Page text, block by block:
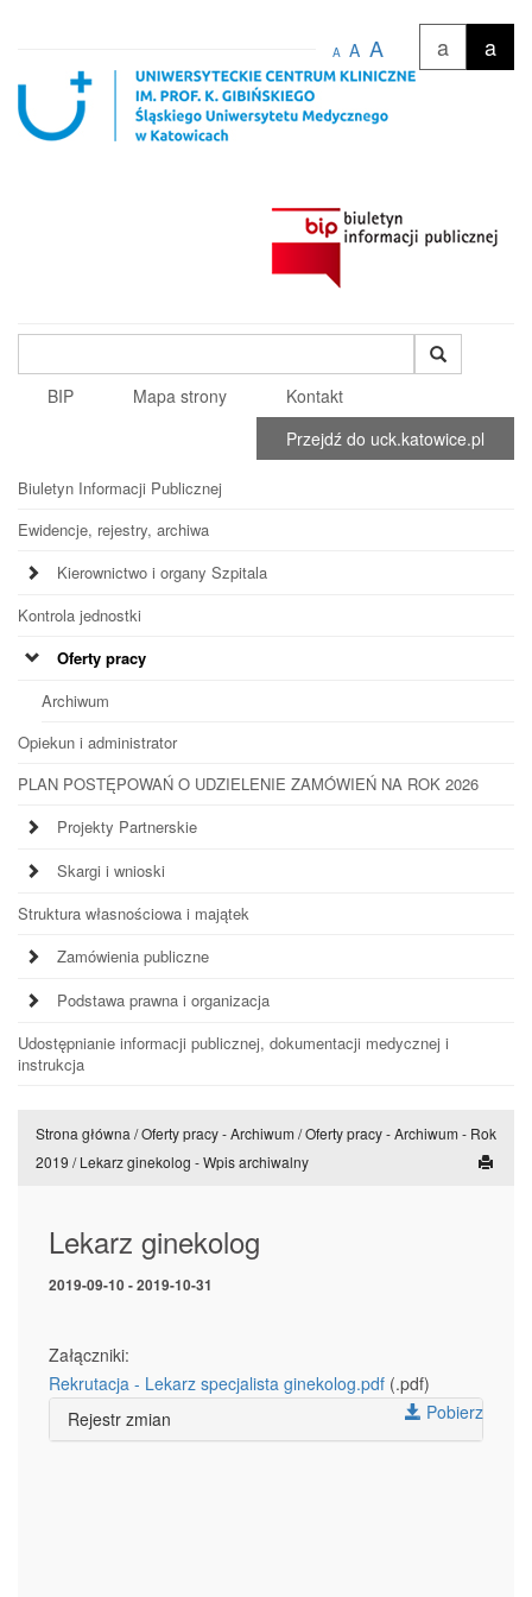
a
a
A A A
fraza
BIP
Mapa strony
Kontakt
Przejdź do uck.katowice.pl
Biuletyn Informacji Publicznej
Ewidencje, rejestry, archiwa
Kierownictwo i organy Szpitala
Kontrola jednostki
Oferty pracy
Archiwum
Opiekun i administrator
PLAN POSTĘPOWAŃ O UDZIELENIE ZAMÓWIEŃ NA ROK 2026
Projekty Partnerskie
Skargi i wnioski
Struktura własnościowa i majątek
Zamówienia publiczne
Podstawa prawna i organizacja
Udostępnianie informacji publicznej, dokumentacji medycznej i
instrukcja
Strona główna /Oferty pracy - Archiwum /Oferty pracy - Archiwum - Rok
2019 /Lekarz ginekolog - Wpis archiwalny
Lekarz ginekolog
2019-09-10 - 2019-10-31
Załączniki:
Rekrutacja - Lekarz specjalista ginekolog.pdf (.pdf)
Pobierz
Rejestr zmian